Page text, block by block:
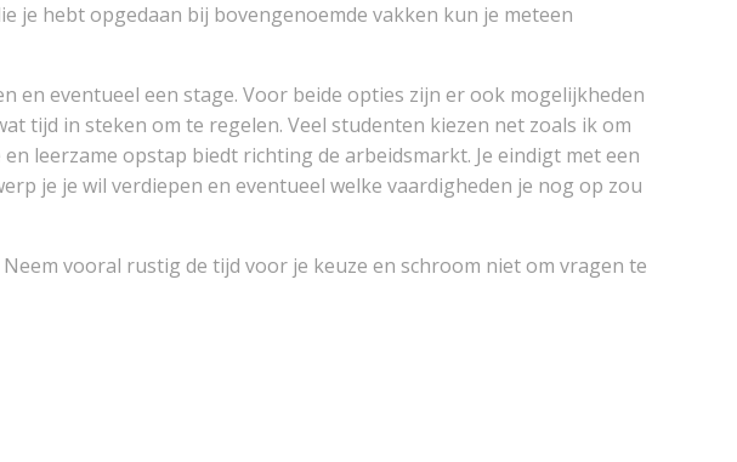
je hebt opgedaan bij bovengenoemde vakken kun je meteen
en eventueel een stage. Voor beide opties zijn er ook mogelijkheden
tijd in steken om te regelen. Veel studenten kiezen net zoals ik om
leerzame opstap biedt richting de arbeidsmarkt. Je eindigt met een
je je wil verdiepen en eventueel welke vaardigheden je nog op zou
vooral rustig de tijd voor je keuze en schroom niet om vragen te